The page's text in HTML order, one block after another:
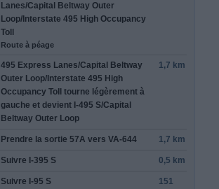
Lanes/Capital Beltway Outer
Loop/ Interstate 495 High Occupancy
Toll
Route à péage
495 Express Lanes/Capital Beltway
Outer Loop/ Interstate 495 High
Occupancy Toll
tourne légèrement à
gauche et devient I-495 S/Capital
Beltway Outer Loop
1,7 km
Prendre la sortie 57A vers VA-644 1,7 km
Suivre I-395 S 0,5 km
Suivre I-95 S
151